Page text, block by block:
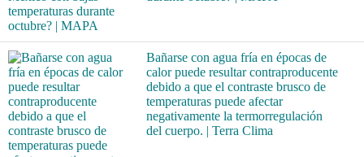
Bañarse con agua fría en épocas de
calor puede resultar contraproducente
debido a que el contraste brusco de
temperaturas puede afectar
negativamente la termorregulación
del cuerpo. | Terra Clima